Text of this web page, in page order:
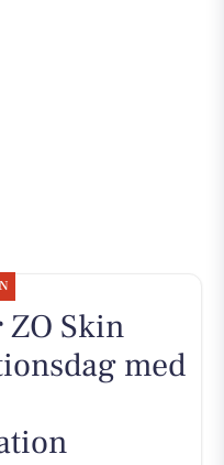
Skin
med